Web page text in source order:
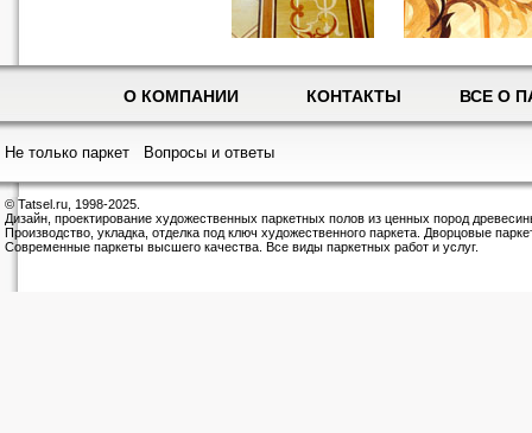
О КОМПАНИИ КОНТАКТЫ ВСЕ О
Не только паркет Вопросы и ответы
© Tatsel.ru, 1998-2025.
Дизайн, проектирование художественных паркетных полов из ценных пород
Производство, укладка, отделка под ключ художественного паркета. Дворцовые
Современные паркеты высшего качества. Все виды паркетных работ и услуг.